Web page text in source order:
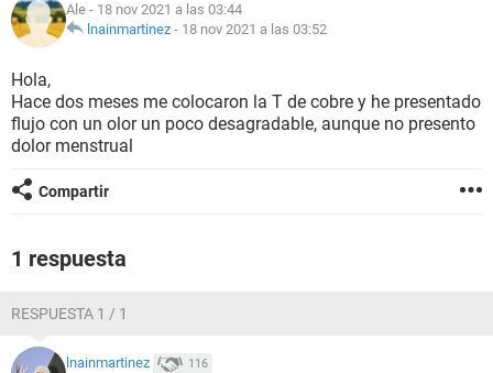
NUTRICIÓN
BIENESTAR
SEXUALIDAD
GLOSARIO
Ale - 18 nov 2021 a las 03:44
lnainmartinez - 18 nov 2021 a las 03:52
Hola,
Hace dos meses me colocaron la T de cobre y he presentado
flujo con un olor un poco desagradable, aunque no presento
dolor menstrual
Compartir
1 respuesta
RESPUESTA 1 / 1
lnainmartinez 116